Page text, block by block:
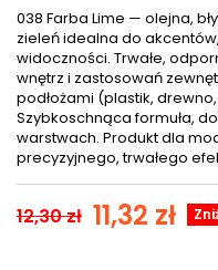
038 Farba Lime — olejna,
zieleń idealna do
widoczności. Trwałe,
wnętrz i zastosowań
podłożami (plastik,
Szybkoschnąca formuła,
warstwach. Produkt dla
precyzyjnego, trwałego
12,30 zł 11,32 zł